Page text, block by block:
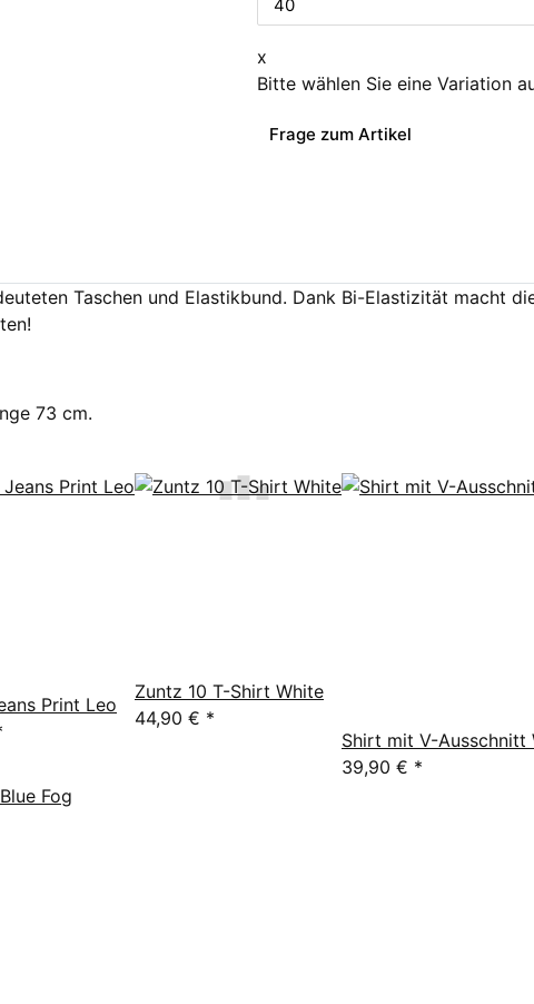
x
Bitte wählen Sie eine Variation
Frage zum Artikel
Taschen und Elastikbund. Dank Bi-Elastizität macht
73 cm.
Print Leo
Zuntz 10 T-Shirt White
44,90 € *
Shirt mit V-Ausschnitt
39,90 € *